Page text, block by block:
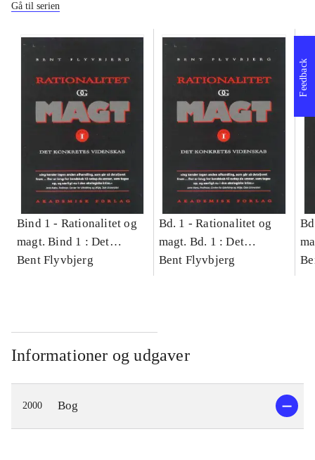
Gå til serien
Bind 1 - Rationalitet og
magt. Bind 1 : Det
konkretes videnskab
Bent Flyvbjerg
Bd. 1 -Rationalitet og
magt. Bd. 1 : Det
konkretes videnskab
Bent Flyvbjerg
Informationer og udgaver
2000 Bog
Feedback